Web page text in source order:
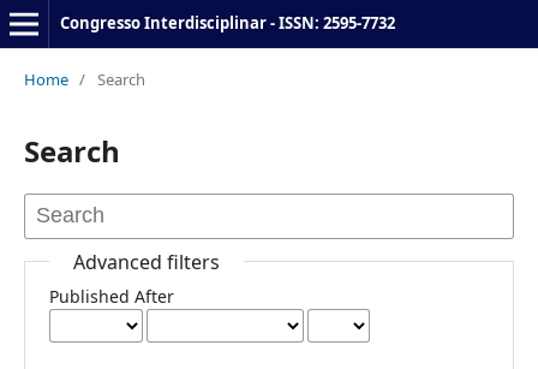
Congresso Interdisciplinar - ISSN: 2595-7732
Home / Search
Search
Advanced filters
Published After